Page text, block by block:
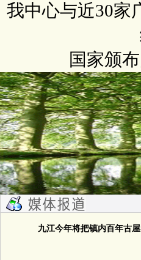
我中心与近30家
国家颁
九江今年将把镇内百年古